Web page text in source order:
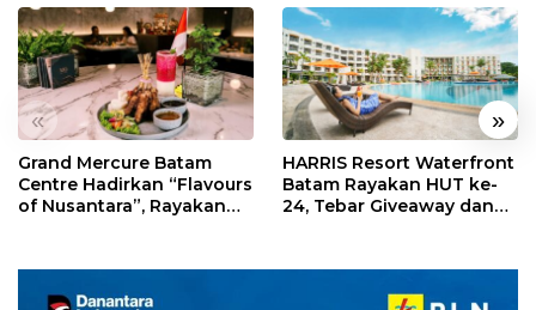
« »
Grand Mercure Batam
Centre Hadirkan “Flavours
of Nusantara”, Rayakan
HARRIS Resort Waterfront
Batam Rayakan HUT ke-
24, Tebar Giveaway dan